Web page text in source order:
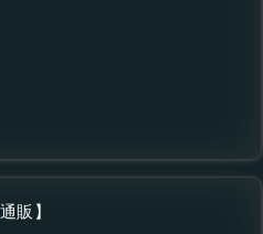
販】